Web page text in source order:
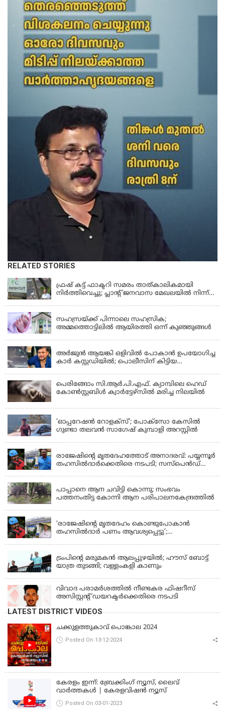
RELATED STORIES
KERALA
ഫ്രഷ് കട്ട് ഫാക്ടറി സമരം താത്കാലികമായി
നിർത്തിവെച്ചു; പ്ലാൻ്റ് ജനവാസ മേഖലയിൽ നിന്ന്
സഹസ്രയ്ക്ക് പിന്നാലെ സഹസ്രിക;
അമ്മത്തൊട്ടിലില്‍ ആയിരത്തി ഒന്ന് കുഞ്ഞുങ്ങള്‍
അർജുൻ ആയങ്കി ഒളിവിൽ പോകാൻ ഉപയോഗിച്ച
കാർ കസ്റ്റഡിയിൽ; പൊലീസിന് കിട്ടിയ
പെരിങ്ങോം സി.ആർ.പി.എഫ്. ക്യാമ്പിലെ ഹെഡ്
കോൺസ്റ്റബിൾ ക്വാർട്ടേഴ്സിൽ മരിച്ച നിലയിൽ
'ഓപ്പറേഷൻ റോളക്സ്'; പോക്സോ കേസിൽ
ഗുണ്ടാ തലവൻ സാഗേഷ് കുമ്പാളി അറസ്റ്റിൽ
രാജേഷിന്റെ മൃതദേഹത്തോട് അനാദരവ്: പയ്യന്നൂർ
തഹസിൽദാർക്കെതിരെ നടപടി; സസ്പെൻഡ്
പാപ്പാനെ ആന ചവിട്ടി കൊന്നു; സംഭവം
പത്തനംതിട്ട കോന്നി ആന പരിപാലനകേന്ദ്രത്തിൽ
‘രാജേഷിന്‍റെ മൃതദേഹം കൊണ്ടുപോകാന്‍
തഹസില്‍ദാര്‍ പണം ആവശ്യപ്പെട്ടു’;
ട്രംപിന്റെ മരുമകന്‍ ആലപ്പുഴയില്‍; ഹൗസ് ബോട്ട്
യാത്ര തുടങ്ങി; വള്ളംകളി കാണും
വിവാദ പരാമര്‍ശത്തില്‍ നീണ്ടകര ഫിഷറീസ്
അസിസ്റ്റന്റ് ഡയറക്ടര്‍ക്കെതിരെ നടപടി
LATEST DISTRICT VIDEOS
ചക്കുളത്തുകാവ് പൊങ്കാല 2024
Posted On 13-12-2024
കേരളം ഇന്ന്: ബ്രേക്കിംഗ് ന്യൂസ്, ലൈവ്
വാർത്തകൾ | കേരളവിഷൻ ന്യൂസ്
Posted On 03-01-2023